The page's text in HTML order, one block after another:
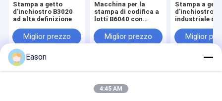
Stampa a getto
d'inchiostro B3020
ad alta definizione
Miglior prezzo
Macchina per la
stampa di codifica a
lotti B6040 con
Miglior prezzo
Stampa a
d'inchiostro
industriale da
automatica
Exp Datato
codifica su
di plastica
Miglior
Casa Circa noi Contattaci
Desktop Site
Mappa del sito
Privacy Policy
Eason
4:45 AM